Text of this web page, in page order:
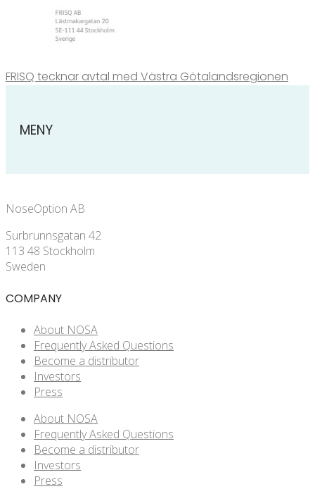
FRISQ tecknar avtal med Västra Götalandsregionen
MENY
NoseOption AB
Surbrunnsgatan 42
113 48 Stockholm
Sweden
COMPANY
About NOSA
Frequently Asked Questions
Become a distributor
Investors
Press
About NOSA
Frequently Asked Questions
Become a distributor
Investors
Press